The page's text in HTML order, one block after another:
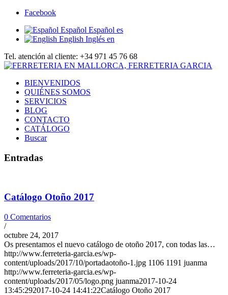
Facebook
Español Español es
English Inglés en
Tel. atención al cliente: +34 971 45 76 68
BIENVENIDOS
QUIÉNES SOMOS
SERVICIOS
BLOG
CONTACTO
CATÁLOGO
Buscar
Entradas
Catálogo Otoño 2017
0 Comentarios
/
octubre 24, 2017
Os presentamos el nuevo catálogo de otoño 2017, con todas las…
http://www.ferreteria-garcia.es/wp-
content/uploads/2017/10/portadaotoño-1.jpg 1106 1191 juanma
http://www.ferreteria-garcia.es/wp-
content/uploads/2017/05/logo.png juanma2017-10-24
13:45:292017-10-24 14:41:22Catálogo Otoño 2017